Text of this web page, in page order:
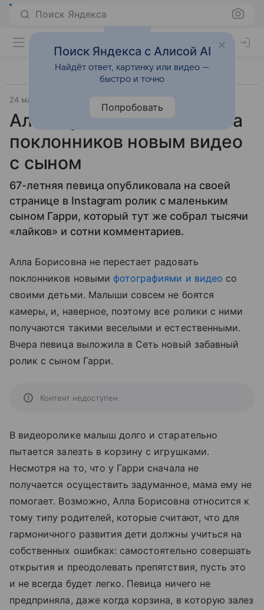
Поиск Яндекса
24 мая 2016
Алла Пугачева насмешила
поклонников новым видео
с сыном
67-летняя певица опубликовала на своей
странице в Instagram ролик с маленьким
сыном Гарри, который тут же собрал тысячи
«лайков» и сотни комментариев.
Алла Борисовна не перестает радовать
поклонников новыми фотографиями и видео со
своими детьми. Малыши совсем не боятся
камеры, и, наверное, поэтому все ролики с ними
получаются такими веселыми и естественными.
Вчера певица выложила в Сеть новый забавный
ролик с сыном Гарри.
Контент недоступен
В видеоролике малыш долго и старательно
пытается залезть в корзину с игрушками.
Несмотря на то, что у Гарри сначала не
получается осуществить задуманное, мама ему не
помогает. Возможно, Алла Борисовна относится к
тому типу родителей, которые считают, что для
гармоничного развития дети должны учиться на
собственных ошибках: самостоятельно совершать
открытия и преодолевать препятствия, пусть это
и не всегда будет легко. Певица ничего не
предприняла, даже когда корзина, в которую залез
Поиск Яндекса с Алисой AI
Найдёт ответ, картинку или видео —
быстро и точно
Попробовать